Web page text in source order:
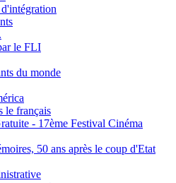
le FLI
du monde
le français
- 17ème Festival Cinéma
50 ans après le coup d'Etat